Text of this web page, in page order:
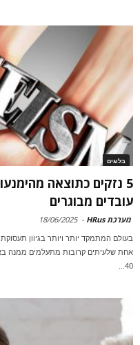
בלוגים
5 נזקים כתוצאה
עובדים מבוגרים
מערכת HRus -
18/06/2025
בעולם המתמקד יותר ויותר בגיוון
אחת שלעיתים קרובות מתעלמים ממנה
40...